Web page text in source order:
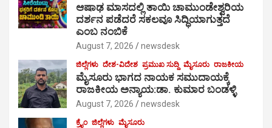
ಆಷಾಢ ಮಾಸದಲ್ಲಿ ತಾಯಿ ಚಾಮುಂಡೇಶ್ವರಿಯ
ದರ್ಶನ ಪಡೆದರೆ ಸಕಲವೂ ಸಿದ್ಧಿಯಾಗುತ್ತದೆ
ಎಂಬ ನಂಬಿಕೆ
August 7, 2026 newsdesk
ಜಿಲ್ಲೆಗಳು ದೇಶ-ವಿದೇಶ ಪ್ರಮುಖ ಸುದ್ದಿ ಮೈಸೂರು ರಾಜಕೀಯ
ಮೈಸೂರು ಭಾಗದ ನಾಯಕ ಸಮುದಾಯಕ್ಕೆ
ರಾಜಕೀಯ ಅನ್ಯಾಯ:ಡಾ. ಕುಮಾರ ಬಂಡಳ್ಳಿ
August 7, 2026 newsdesk
ಕ್ರೈಂ ಜಿಲ್ಲೆಗಳು ಮೈಸೂರು